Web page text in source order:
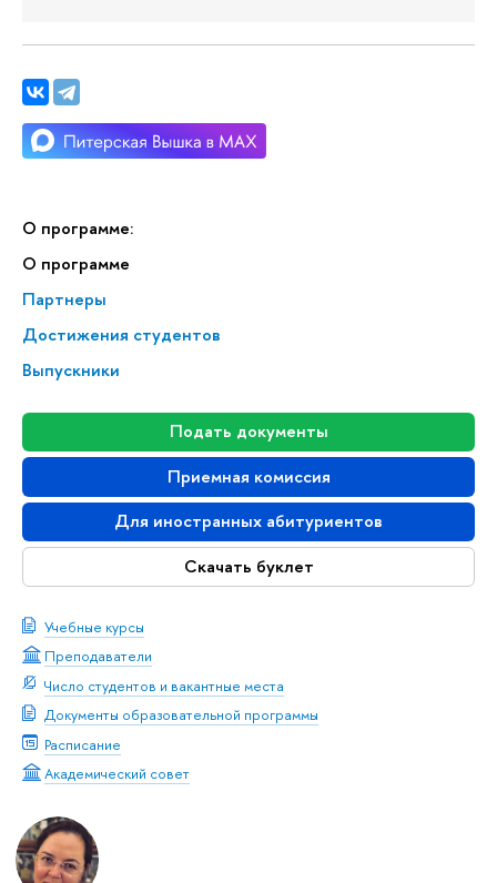
О программе:
О программе
Партнеры
Достижения студентов
Выпускники
Подать документы
Приемная комиссия
Для иностранных абитуриентов
Скачать буклет
Учебные курсы
Преподаватели
Число студентов и вакантные места
Документы образовательной программы
Расписание
Академический совет